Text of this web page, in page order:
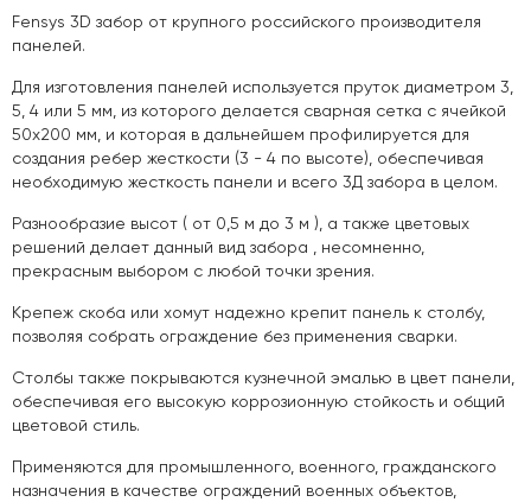
Fensys 3D забор от крупного российского производителя
панелей.
Для изготовления панелей используется пруток диаметром 3,
5, 4 или 5 мм, из которого делается сварная сетка с ячейкой
50х200 мм, и которая в дальнейшем профилируется для
создания ребер жесткости (3 - 4 по высоте), обеспечивая
необходимую жесткость панели и всего 3Д забора в целом.
Разнообразие высот ( от 0,5 м до 3 м ), а также цветовых
решений делает данный вид забора , несомненно,
прекрасным выбором с любой точки зрения.
Крепеж скоба или хомут надежно крепит панель к столбу,
позволяя собрать ограждение без применения сварки.
Столбы также покрываются кузнечной эмалью в цвет панели,
обеспечивая его высокую коррозионную стойкость и общий
цветовой стиль.
Применяются для промышленного, военного, гражданского
назначения в качестве ограждений военных объектов,